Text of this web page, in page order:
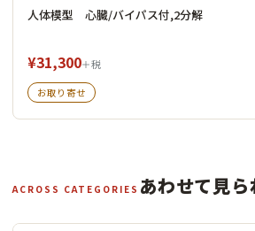
人体模型 心臓/バイパス付,2分解
¥31,300＋税
お取り寄せ
ACROSS CATEGORIES あわせて見